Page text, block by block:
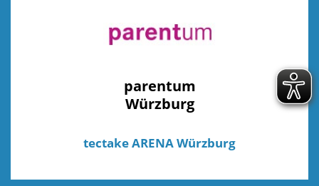
parentum
Würzburg
tectake ARENA Würzburg